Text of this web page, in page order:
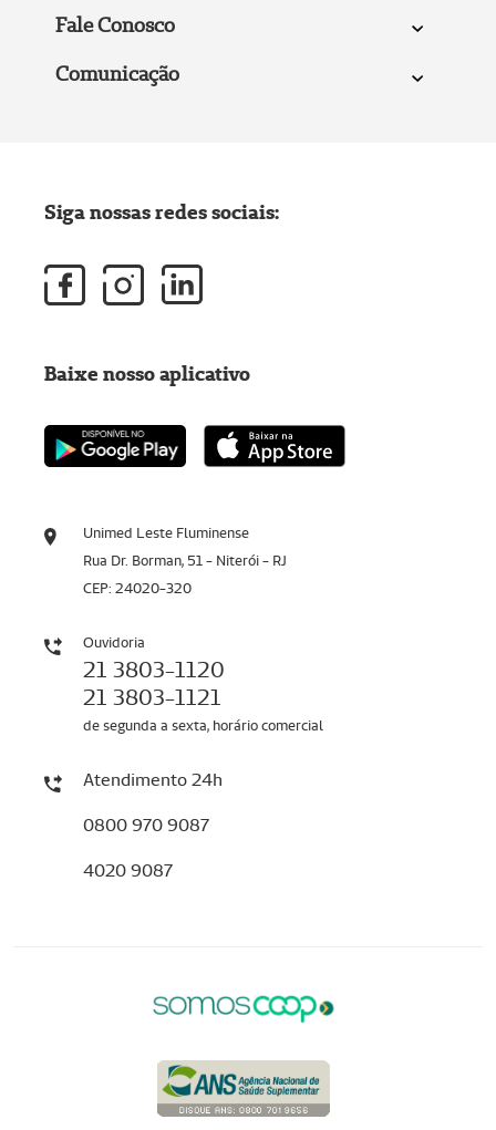
Fale Conosco
Comunicação
Unimed Leste Fluminense
Rua Dr. Borman, 51 - Niterói - RJ
CEP: 24020-320
Ouvidoria
21 3803-1120
21 3803-1121
de segunda a sexta, horário comercial
Atendimento 24h
0800 970 9087
4020 9087
Siga nossas redes sociais:
Baixe nosso aplicativo